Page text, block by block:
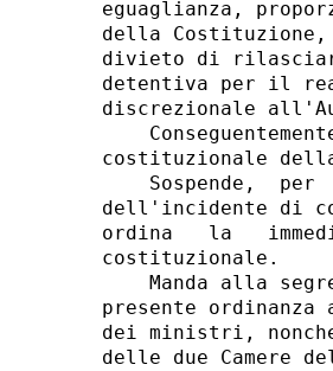
eguaglianza,
della
divieto di
detentiva per il
discrezionale
costituzionale
Sospende,  per
dell'incidente di
ordina   la
costituzionale.
Manda alla
presente
dei ministri,
delle due Camere